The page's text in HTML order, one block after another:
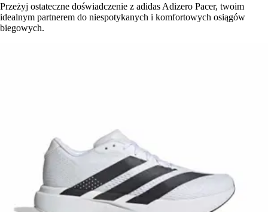
Przeżyj ostateczne doświadczenie z adidas Adizero Pacer, twoim
idealnym partnerem do niespotykanych i komfortowych osiągów
biegowych.